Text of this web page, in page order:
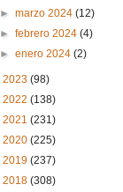
►marzo 2024(12)
►febrero 2024(4)
►enero 2024(2)
2023 (98)
2022 (138)
2021 (231)
2020 (225)
2019 (237)
2018 (308)